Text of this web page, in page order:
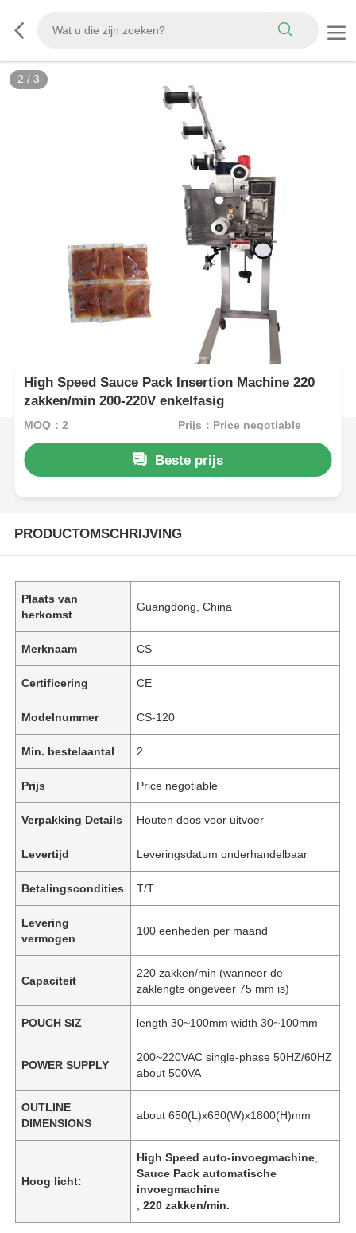
2 / 3
High Speed Sauce Pack Insertion Machine 220
zakken/min 200-220V enkelfasig
MOQ：2 Prijs：Price negotiable
Beste prijs
PRODUCTOMSCHRIJVING
Plaats van
herkomst
Guangdong, China
Merknaam CS
Certificering CE
Modelnummer CS-120
Min. bestelaantal 2
Prijs Price negotiable
Verpakking Details Houten doos voor uitvoer
Levertijd Leveringsdatum onderhandelbaar
Betalingscondities T/T
Levering
vermogen
100 eenheden per maand
Capaciteit
220 zakken/min (wanneer de
zaklengte ongeveer 75 mm is)
POUCH SIZ length 30~100mm width 30~100mm
POWER SUPPLY
200~220VAC single-phase 50HZ/60HZ
about 500VA
OUTLINE
DIMENSIONS
about 650(L)x680(W)x1800(H)mm
Hoog licht:
High Speed auto-invoegmachine
Sauce Pack automatische
invoegmachine
,220 zakken/min.